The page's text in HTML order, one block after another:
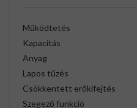
Működtetés
Kapacitás
Anyag
Lapos tűzés
Csökkentett erőkifejtés
Szegező funkció